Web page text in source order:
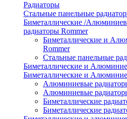
Радиаторы
Стальные панельные
Биметаллические /
радиаторы Rommer
Биметаллические и
Rommer
Стальные панельные
Биметаллические и
Биметаллические и
Алюминиевые
Алюминиевые
Биметаллические
Биметаллические